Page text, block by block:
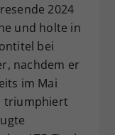
2024
und holte in
bei
nachdem er
im Mai
triumphiert